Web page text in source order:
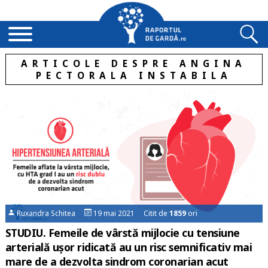
ARTICOLE DESPRE ANGINA
PECTORALA INSTABILA
Ruxandra Schitea 19 mai 2021 Citit de1859 ori
STUDIU. Femeile de vârstă mijlocie cu tensiune
arterială ușor ridicată au un risc semnificativ mai
mare de a dezvolta sindrom coronarian acut